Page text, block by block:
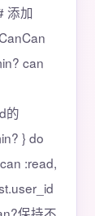
添加
can
的
} do
:read,